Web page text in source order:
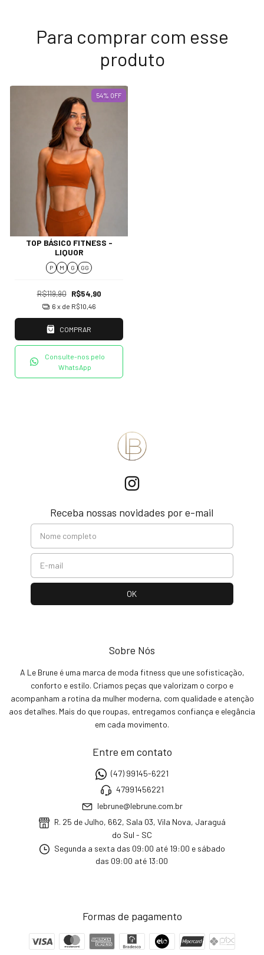
Para comprar com esse
produto
54% OFF
TOP BÁSICO FITNESS -
LIQUOR
P M G GG
R$119,90 R$54,90
6 x de R$10,46
COMPRAR
Consulte-nos pelo
WhatsApp
Receba nossas novidades por e-mail
Sobre Nós
A Le Brune é uma marca de moda fitness que une sofisticação,
conforto e estilo. Criamos peças que valorizam o corpo e
acompanham a rotina da mulher moderna, com qualidade e atenção
aos detalhes. Mais do que roupas, entregamos confiança e elegância
em cada movimento.
Entre em contato
(47) 99145-6221
47991456221
lebrune@lebrune.com.br
R. 25 de Julho, 662, Sala 03, Vila Nova, Jaraguá
do Sul - SC
Segunda a sexta das 09:00 até 19:00 e sábado
das 09:00 até 13:00
Formas de pagamento